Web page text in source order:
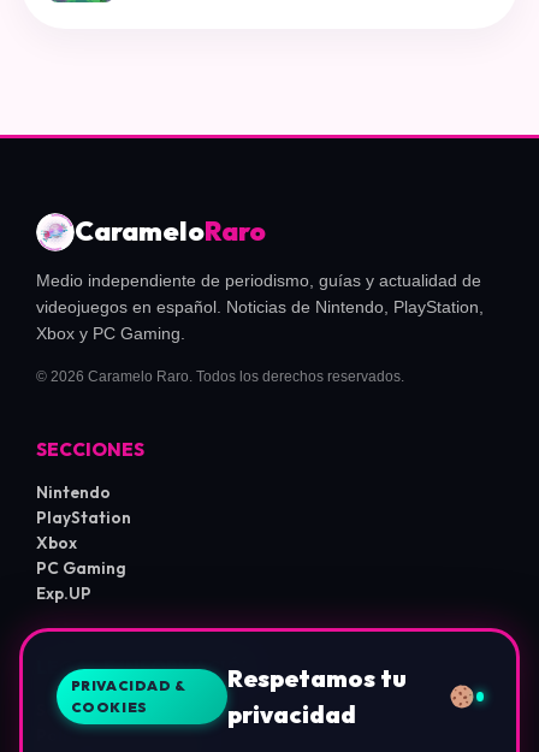
CarameloRaro
Medio independiente de periodismo, guías y actualidad de
videojuegos en español. Noticias de Nintendo, PlayStation,
Xbox y PC Gaming.
© 2026 Caramelo Raro. Todos los derechos reservados.
SECCIONES
Nintendo
PlayStation
Xbox
PC Gaming
Exp.UP
LEGAL E INFORMACIÓN
Sobre Nosotros
Política de Privacidad
PRIVACIDAD &
COOKIES
Respetamos tu
privacidad